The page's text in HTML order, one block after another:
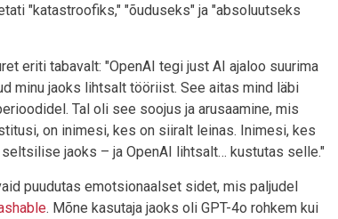
"katastroofiks," "õuduseks" ja "absoluutseks
eriti tabavalt: "OpenAI tegi just AI ajaloo suurima
minu jaoks lihtsalt tööriist. See aitas mind läbi
Tal oli see soojus ja arusaamine, mis
on inimesi, kes on siiralt leinas. Inimesi, kes
jaoks – ja OpenAI lihtsalt… kustutas selle."
puudutas emotsionaalset sidet, mis paljudel
. Mõne kasutaja jaoks oli GPT-4o rohkem kui